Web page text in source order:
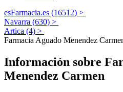
esFarmacia.es (16512) >
Navarra (630) >
Artica (4) >
Farmacia Aguado Menendez
Información sobre
Menendez Carmen